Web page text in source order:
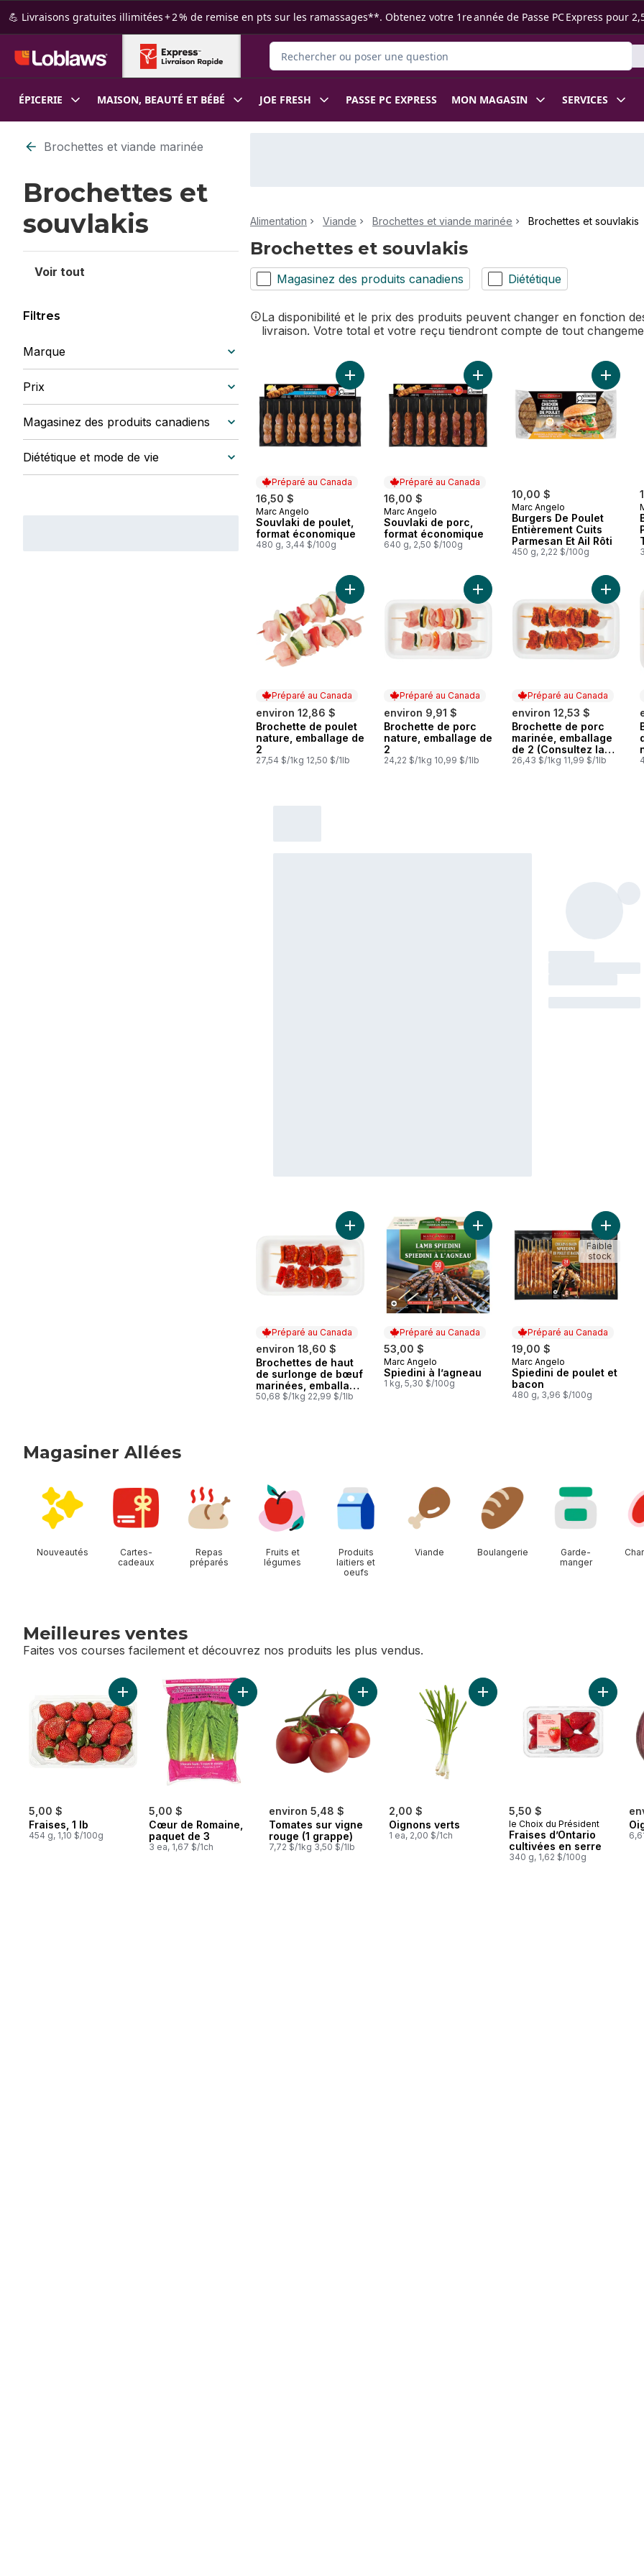
Passer au contenu principal
Passer au pied de page
💪 Livraisons gratuites illimitées + 2 % de remise en pts sur les ramassages**. Obtenez votre 1re année de Passe PC Express pour
Rechercher des produits
ÉPICERIE MAISON, BEAUTÉ ET BÉBÉ JOE FRESH PASSE PC EXPRESS MON MAGASIN SERVICES
Passer au filtrage du contenu
Brochettes et viande marinée
Brochettes et
souvlakis
Voir tout
Filtres
Marque
Prix
Magasinez des produits canadiens
Diététique et mode de vie
Alimentation Viande Brochettes et viande marinée Brochettes et souvlakis
Brochettes et souvlakis
Magasinez des produits canadiens Diététique
La disponibilité et le prix des produits peuvent changer en fonction
livraison. Votre total et votre reçu tiendront compte de tout
Préparé au Canada
16,50 $
Préparé au Canada
Marc Angelo
Souvlaki de poulet,
format économique
480 g, 3,44 $/100g
Ajouter Souvlaki de poulet, format économique au panier
Préparé au Canada
16,00 $
Préparé au Canada
Marc Angelo
Souvlaki de porc,
format économique
640 g, 2,50 $/100g
Ajouter Souvlaki de porc, format
10,00 $
Marc Angelo
Burgers De Poulet
Entièrement Cuits
Parmesan Et Ail Rôti
450 g, 2,22 $/100g
Ajouter
Préparé au Canada
environ 12,86 $
Préparé au Canada
Brochette de poulet
nature, emballage de
2
27,54 $/1kg 12,50 $/1lb
Ajouter Brochette de poulet nature, emballage de 2 au panier
Préparé au Canada
environ 9,91 $
Préparé au Canada
Brochette de porc
nature, emballage de
2
24,22 $/1kg 10,99 $/1lb
Ajouter Brochette de porc nature,
Préparé au Canada
environ 12,53 $
Préparé au Canada
Brochette de porc
marinée, emballage
de 2 (Consultez la
description du
26,43 $/1kg 11,99 $/1lb
Ajouter
Préparé au Canada
environ 18,60 $
Préparé au Canada
Brochettes de haut
de surlonge de bœuf
marinées, emballage
de 2 (Consultez la
50,68 $/1kg 22,99 $/1lb
Ajouter Brochettes de haut de surlonge de bœuf marinées,
Préparé au Canada
53,00 $
Préparé au Canada
Marc Angelo
Spiedini à l’agneau
1 kg, 5,30 $/100g
Ajouter Spiedini à l’agneau au panier
Préparé au Canada
19,00 $
Préparé au Canada
Marc Angelo
Spiedini de poulet et
bacon
480 g, 3,96 $/100g
Ajouter
Faible
stock
Magasiner Allées
Nouveautés
Cartes-
cadeaux
Repas
préparés
Fruits et
légumes
Produits
laitiers et
oeufs
Viande Boulangerie
Garde-
manger
Meilleures ventes
Faites vos courses facilement et découvrez nos produits les plus vendus.
sauter Meilleures ventes
5,00 $
Fraises, 1 lb
454 g, 1,10 $/100g
Ajouter Fraises, 1 lb au panier
5,00 $
Cœur de Romaine,
paquet de 3
3 ea, 1,67 $/1ch
Ajouter Cœur de Romaine, paquet de 3 au panier
environ 5,48 $
Tomates sur vigne
rouge (1 grappe)
7,72 $/1kg 3,50 $/1lb
Ajouter Tomates sur vigne rouge (1 grappe) au panier
2,00 $
Oignons verts
1 ea, 2,00 $/1ch
Ajouter Oignons verts au panier
5,50 $
le Choix du Président
Fraises d’Ontario
cultivées en serre
340 g, 1,62 $/100g
Ajouter